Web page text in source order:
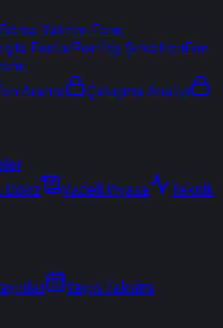
Borsa Yatırım Fonu
FonlarPortföy ŞirketleriFon
Arama
Çakışma Analizi
Döviz Vadeli Piyasa
Teknik
Yayın Takvimi